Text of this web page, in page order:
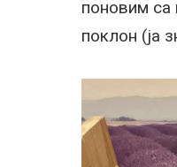
поновим са
поклон (ја